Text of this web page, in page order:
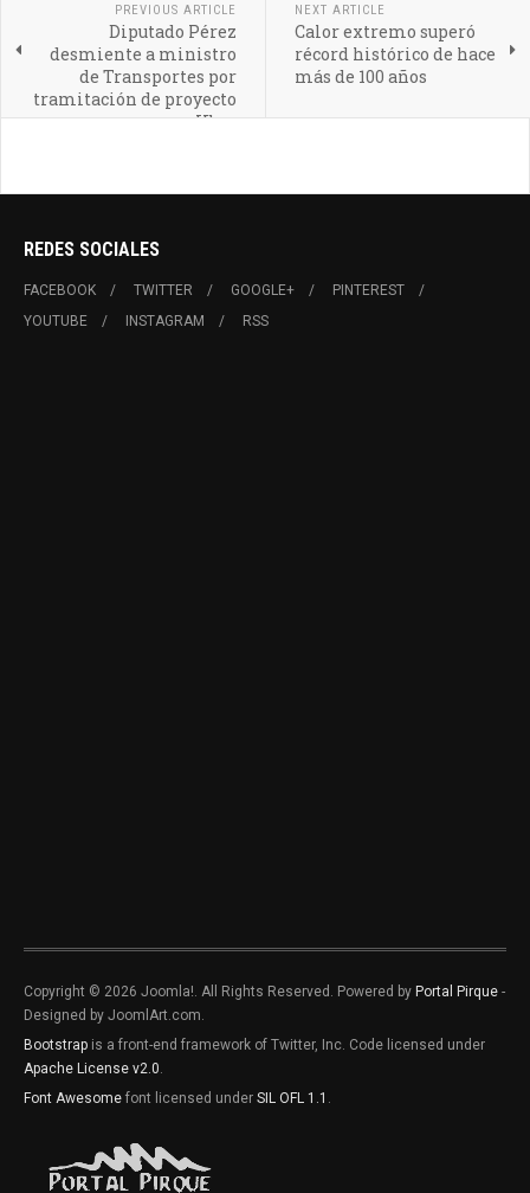
PREVIOUS ARTICLE
Diputado Pérez
desmiente a ministro
de Transportes por
tramitación de proyecto
Uber
NEXT ARTICLE
Calor extremo superó
récord histórico de hace
más de 100 años
REDES SOCIALES
FACEBOOK TWITTER GOOGLE+
PINTEREST
YOUTUBE
INSTAGRAM RSS
Copyright © 2026 Joomla!. All Rights Reserved. Powered by Portal Pirque -
Designed by JoomlArt.com.
Bootstrap is a front-end framework of Twitter, Inc. Code licensed under
Apache License v2.0
Font Awesome font licensed under SIL OFL 1.1